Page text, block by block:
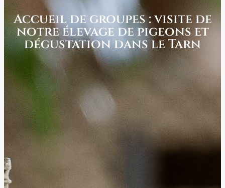
Accueil de groupes : visite de
notre élevage de pigeons et
dégustation dans le Tarn